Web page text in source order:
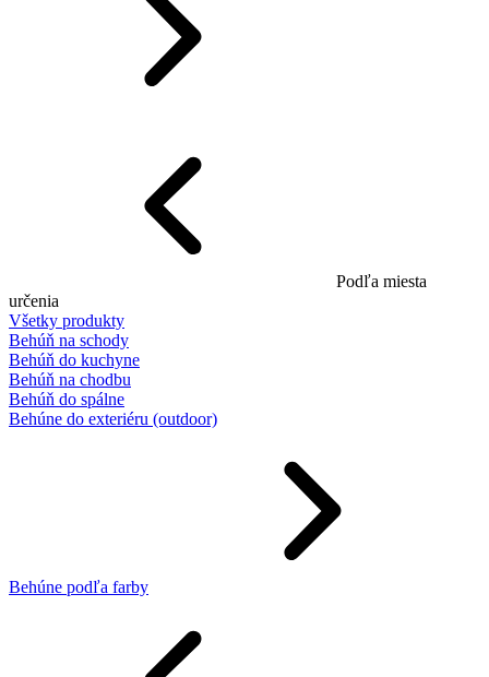
Podľa miesta
určenia
Všetky produkty
Behúň na schody
Behúň do kuchyne
Behúň na chodbu
Behúň do spálne
Behúne do exteriéru (outdoor)
Behúne podľa farby